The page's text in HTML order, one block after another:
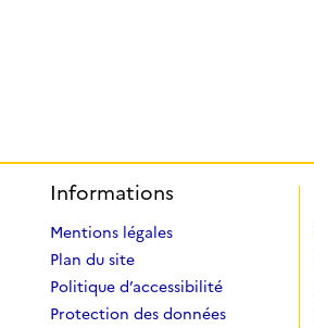
Informations
Mentions légales
Plan du site
Politique d’accessibilité
Protection des données